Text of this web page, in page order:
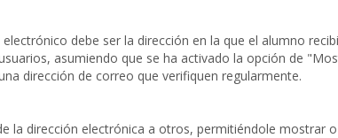
debe ser la dirección en la que el alumno
asumiendo que se ha activado la opción de
dirección de correo que verifiquen regularmente.
la dirección electrónica a otros, permitiéndole mostrar